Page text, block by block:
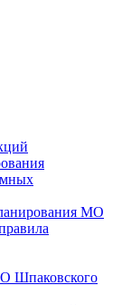
МО
Шпаковского